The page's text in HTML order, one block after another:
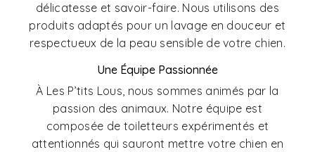
délicatesse et savoir-faire. Nous utilisons des
produits adaptés pour un lavage en douceur et
respectueux de la peau sensible de votre chien.
Une Équipe Passionnée
À Les P’tits Lous, nous sommes animés par la
passion des animaux. Notre équipe est
composée de toiletteurs expérimentés et
attentionnés qui sauront mettre votre chien en